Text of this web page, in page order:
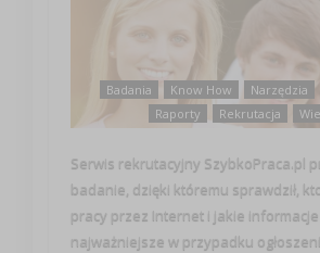
Badania Know How Narzędzia
Raporty
Rekrutacja
Serwis rekrutacyjny SzybkoPraca.pl
badanie, dzięki któremu sprawdził,
pracy przez Internet i jakie informacje
najważniejsze w przypadku